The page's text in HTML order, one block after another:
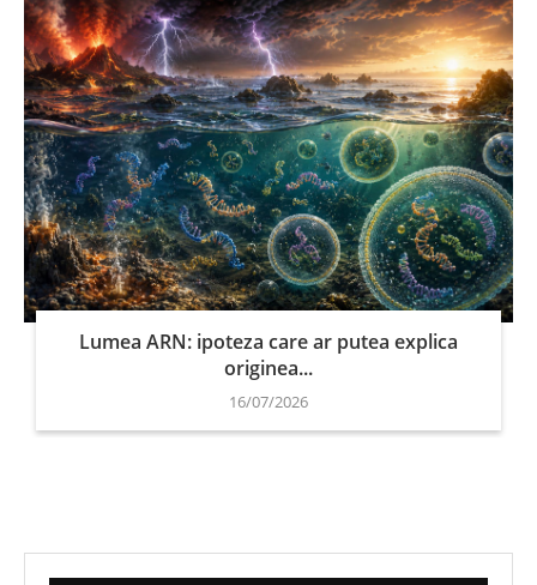
Lumea ARN: ipoteza care ar putea explica
originea...
16/07/2026